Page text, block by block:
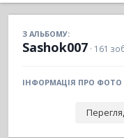
З АЛЬБОМУ:
Sashok007 · 161
ІНФОРМАЦІЯ ПРО ФОТО